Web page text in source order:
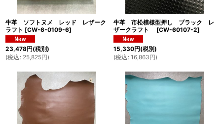
牛革 ソフトヌメ レッド レザーク
ラフト [CW-6-0109-6]
23,478円(税別)
(税込 : 25,825円)
牛革 市松模様型押し ブラック レ
ザークラフト
[CW-60107-2]
15,330円(税別)
(税込 : 16,863円)